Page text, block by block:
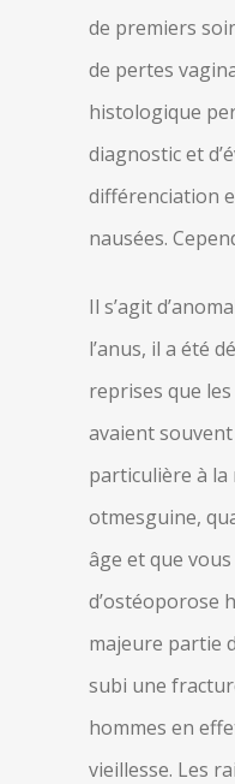
de premiers
de pertes
histologique
diagnostic et
différenciation
nausées.
Il s’agit
l’anus, il a été
reprises que
avaient
particulière à la
otmesguine,
âge et que
d’ostéoporose
majeure partie
subi une
hommes en
vieillesse. Les